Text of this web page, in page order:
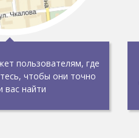
пользователям, где
чтобы они точно
вас найти